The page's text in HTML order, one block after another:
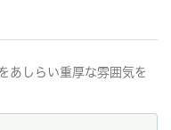
あしらい重厚な雰囲気を